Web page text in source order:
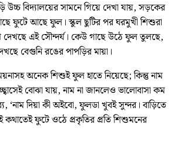
উচ্চ বিদ্যালয়ের সামনে গিয়ে দেখা যায়, সড়কের
ফুটে আছে ফুল। স্কুল ছুটির পর ঘরমুখী শিশুরা
দেখছে এই সৌন্দর্য। কেউ গাছে উঠে ফুল তুলছে,
বেগুনি রঙের পাপড়ির মায়া।
অনেক শিশুই ফুল হাতে নিয়েছে; কিন্তু নাম
বোঝা যায়, নাম না জানলেও ভালোবাসা কম
‘নাম দিয়া কী অইবো, ফুলডা খুবই সুন্দর। বাড়িতে
কথাতেই ফুটে ওঠে প্রকৃতির প্রতি শিশুমনের